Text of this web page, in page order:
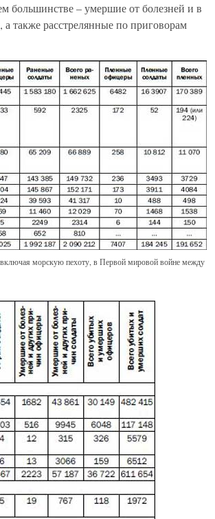
большинстве – умершие от болезней и в
также расстрелянные по приговорам
включая морскую пехоту, в Первой мировой войне между